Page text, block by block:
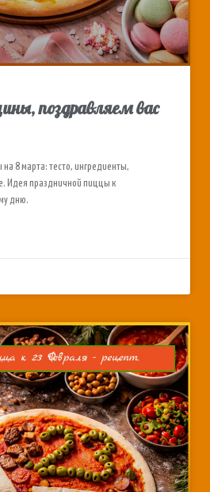
поздравляем вас
8 марта: тесто, ингредиенты,
Идея праздничной пиццы к
дню.